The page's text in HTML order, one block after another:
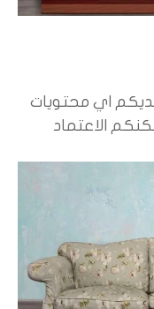
اي محتويات
الاعتماد